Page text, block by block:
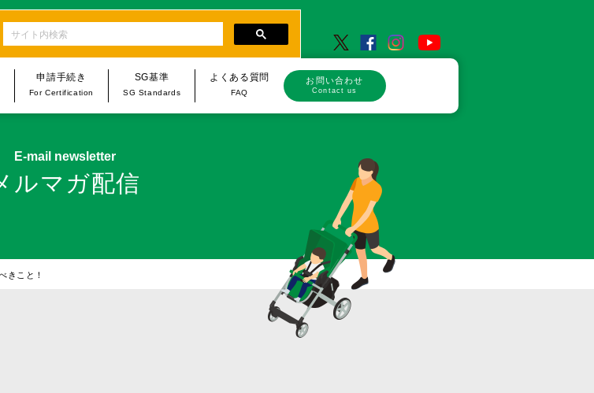
SG基準
申請手続き
For Certification
申請手続き
Procedures for Applications/
Notifications
SG基準
SG Standards
よくある質問
FAQ
お問い合わせ
Contact us
E-mail newsletter
ルマガ配信
きこと！